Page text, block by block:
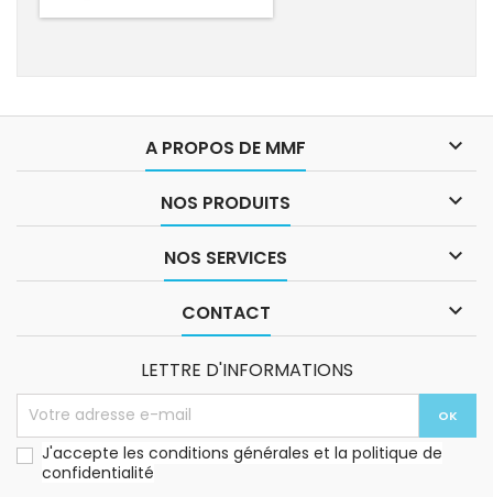
A PROPOS DE MMF 
NOS PRODUITS 
NOS SERVICES 
CONTACT 
LETTRE D'INFORMATIONS
J'accepte les conditions générales et la politique de
confidentialité